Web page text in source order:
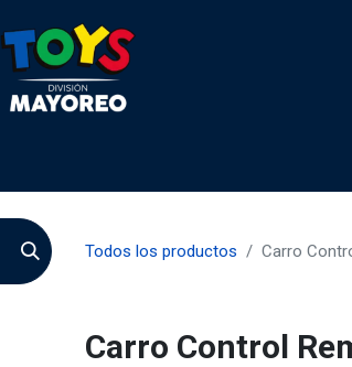
Todos los productos Carro
Carro Control